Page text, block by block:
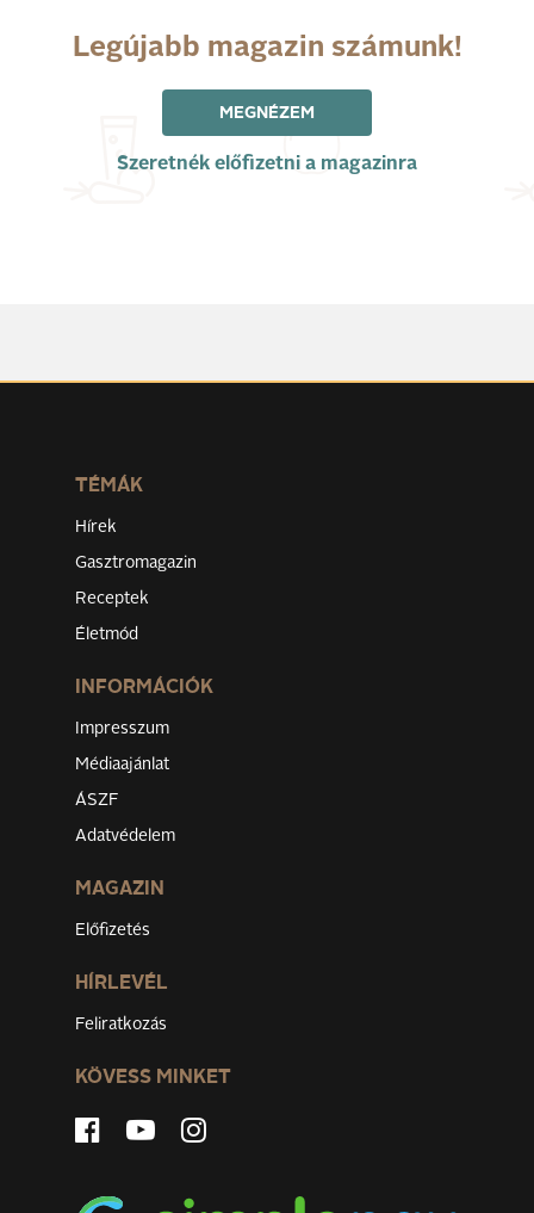
Legújabb magazin számunk!
MEGNÉZEM
Szeretnék előfizetni a magazinra
TÉMÁK
Hírek
Gasztromagazin
Receptek
Életmód
INFORMÁCIÓK
Impresszum
Médiaajánlat
ÁSZF
Adatvédelem
MAGAZIN
Előfizetés
HÍRLEVÉL
Feliratkozás
KÖVESS MINKET